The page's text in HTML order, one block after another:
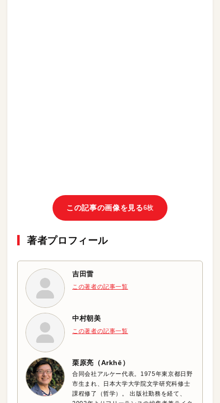
この記事の画像を見る6枚
著者プロフィール
吉田雷
この著者の記事一覧
中村朝美
この著者の記事一覧
栗原亮（Arkhē）
合同会社アルケー代表。1975年東京都日野
市生まれ、日本大学大学院文学研究科修士
課程修了（哲学）。 出版社勤務を経て、